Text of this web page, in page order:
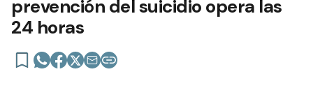
prevención del suicidio opera las
24 horas